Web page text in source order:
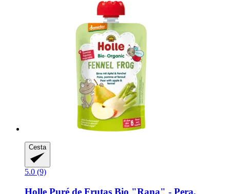
Cesta
5.0 (9)
Holle Puré de Frutas Bio "Rana" -​ Pera,